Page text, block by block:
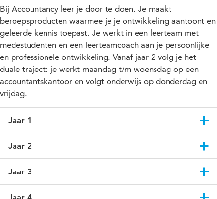
Bij Accountancy leer je door te doen. Je maakt
beroepsproducten waarmee je je ontwikkeling aantoont en
geleerde kennis toepast. Je werkt in een leerteam met
medestudenten en een leerteamcoach aan je persoonlijke
en professionele ontwikkeling. Vanaf jaar 2 volg je het
duale traject: je werkt maandag t/m woensdag op een
accountantskantoor en volgt onderwijs op donderdag en
vrijdag.
Jaar 1
2 jaar. Die volg je samen met studenten van onze andere twee
finance-opleidingen.
In het eerste studiejaar ligt de focus op het opdoen van kennis
over bedrijfseconomische én duurzaamheidsvraagstukken.
Jaar 2
Daarin staan macro-economie, datamanagement (eerste
semester) en transitie in de praktijk (tweede semester)
centraal. Dit is ook het jaar waarin je je eerste stage loopt bij
Jaar 3
Jaar 4